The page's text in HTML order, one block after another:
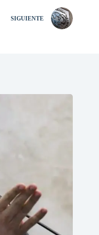
SIGUIENTE